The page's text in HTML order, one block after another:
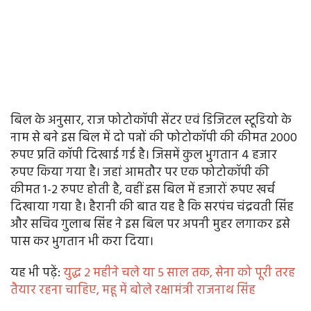
बिल के अनुसार, राज फोटोकॉपी सेंटर एवं डिजिटल स्टूडियो के
नाम से बने इस बिल में दो पन्नों की फोटोकॉपी की कीमत 2000
रुपए प्रति कॉपी दिखाई गई है। जिसमें कुल भुगतान 4 हजार
रुपए किया गया है। जहां आमतौर पर एक फोटोकॉपी की
कीमत 1-2 रुपए होती है, वहीं इस बिल में हजारों रुपए खर्च
दिखाया गया है। हैरानी की बात यह है कि सरपंच चंद्रवती सिंह
और सचिव गुलाब सिंह ने इस बिल पर अपनी मुहर लगाकर इसे
पास कर भुगतान भी करा दिया।
यह भी पढ़ें:युद्ध 2 महीने चले या 5 साल तक, सेना को पूरी तरह
तैयार रहना चाहिए, महू में बोले रक्षामंत्री राजनाथ सिंह